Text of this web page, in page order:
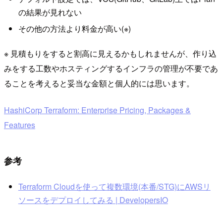
の結果が見れない
その他の方法より料金が高い(※)
※ 見積もりをすると割高に見えるかもしれませんが、作り込
みをする工数やホスティングするインフラの管理が不要であ
ることを考えると妥当な金額と個人的には思います。
HashiCorp Terraform: Enterprise Pricing, Packages &
Features
参考
Terraform Cloudを使って複数環境(本番/STG)にAWSリ
ソースをデプロイしてみる | DevelopersIO